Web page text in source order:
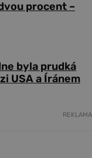
procent –
byla prudká
USA a Íránem
REKLAMA